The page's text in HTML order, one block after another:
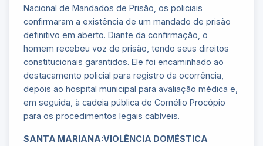
Nacional de Mandados de Prisão, os policiais
confirmaram a existência de um mandado de prisão
definitivo em aberto. Diante da confirmação, o
homem recebeu voz de prisão, tendo seus direitos
constitucionais garantidos. Ele foi encaminhado ao
destacamento policial para registro da ocorrência,
depois ao hospital municipal para avaliação médica e,
em seguida, à cadeia pública de Cornélio Procópio
para os procedimentos legais cabíveis.
SANTA MARIANA:VIOLÊNCIA DOMÉSTICA